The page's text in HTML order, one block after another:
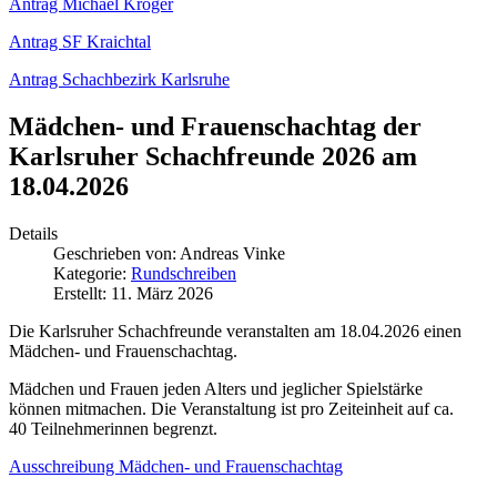
Antrag Michael Kröger
Antrag SF Kraichtal
Antrag Schachbezirk Karlsruhe
Mädchen- und Frauenschachtag der
Karlsruher Schachfreunde 2026 am
18.04.2026
Details
Geschrieben von: Andreas Vinke
Kategorie: Rundschreiben
Erstellt: 11. März 2026
Die Karlsruher Schachfreunde veranstalten am 18.04.2026 einen
Mädchen- und Frauenschachtag.
Mädchen und Frauen jeden Alters und jeglicher Spielstärke
können mitmachen. Die Veranstaltung ist pro Zeiteinheit auf ca.
40 Teilnehmerinnen begrenzt.
Ausschreibung Mädchen- und Frauenschachtag